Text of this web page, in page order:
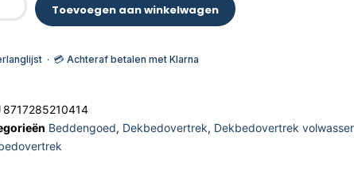
Toevoegen aan winkelwagen
· 💳 Achteraf betalen met Klarna
8717285210414
Beddengoed, Dekbedovertrek, Dekbedovertrek